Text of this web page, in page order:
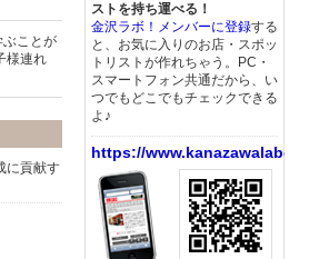
ことが
様連れ
に貢献す
ストを持ち運べる！
金沢ラボ！メンバーに登録する
と、お気に入りのお店・スポッ
トリストが作れちゃう。PC・
スマートフォン共通だから、い
つでもどこでもチェックできる
よ♪
https://www.kanazawalabo.net/